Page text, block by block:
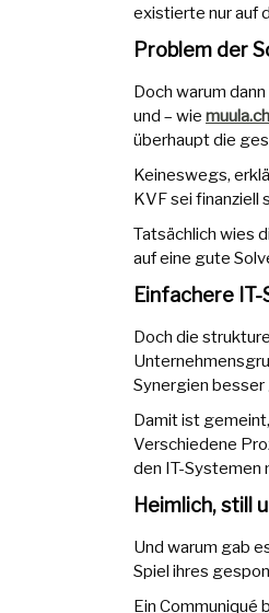
existierte nur auf
Problem der
Doch warum
und – wie muula.ch
überhaupt die
Keineswegs,
KVF sei finanziell
Tatsächlich wies
auf eine gute
Einfachere
Doch die
Synergien
Damit ist
Verschiedene
den IT-Systemen
Heimlich, still
Und warum gab
Spiel ihres
Ein Communiqué